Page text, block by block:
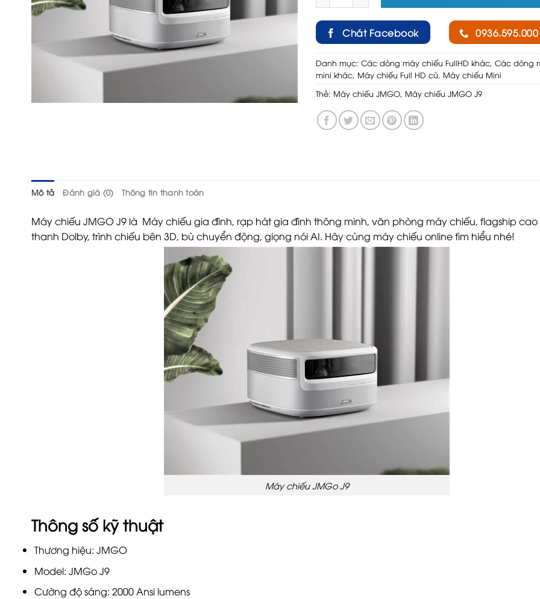
Chát Facebook 0936.595.000
Danh mục: Các dòng máy chiếu FullHD khác, Các dòng
mini khác, Máy chiếu Full HD cũ, Máy chiếu Mini
Thẻ: Máy chiếu JMGO, Máy chiếu JMGO J9
Mô tả Đánh giá (0) Thông tin thanh toán
Máy chiếu JMGO J9 là Máy chiếu gia đình, rạp hát gia đình thông minh, văn phòng máy chiếu, flagship
thanh Dolby, trình chiếu bên 3D, bù chuyển động, giọng nói AI. Hãy cùng máy chiếu online tìm hiểu nhé!
Máy chiếu JMGo J9
Thông số kỹ thuật
Thương hiệu: JMGO
Model: JMGo J9
Cường độ sáng: 2000 Ansi lumens